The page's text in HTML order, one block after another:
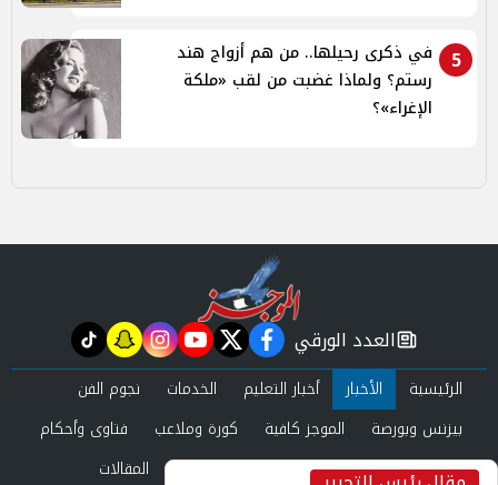
5
في ذكرى رحيلها.. من هم أزواج هند
رستم؟ ولماذا غضبت من لقب «ملكة
الإغراء»؟
newspaper
العدد الورقي facebook
twitter
youtube
instagram
snapchat
tiktok
الرئيسية الأخبار أخبار التعليم الخدمات
نجوم الفن
بيزنس وبورصة
الموجز كافية كورة وملاعب
فتاوى وأحكام
صحة وجمال
عرب وعالم حوادث ومحاكم المقالات